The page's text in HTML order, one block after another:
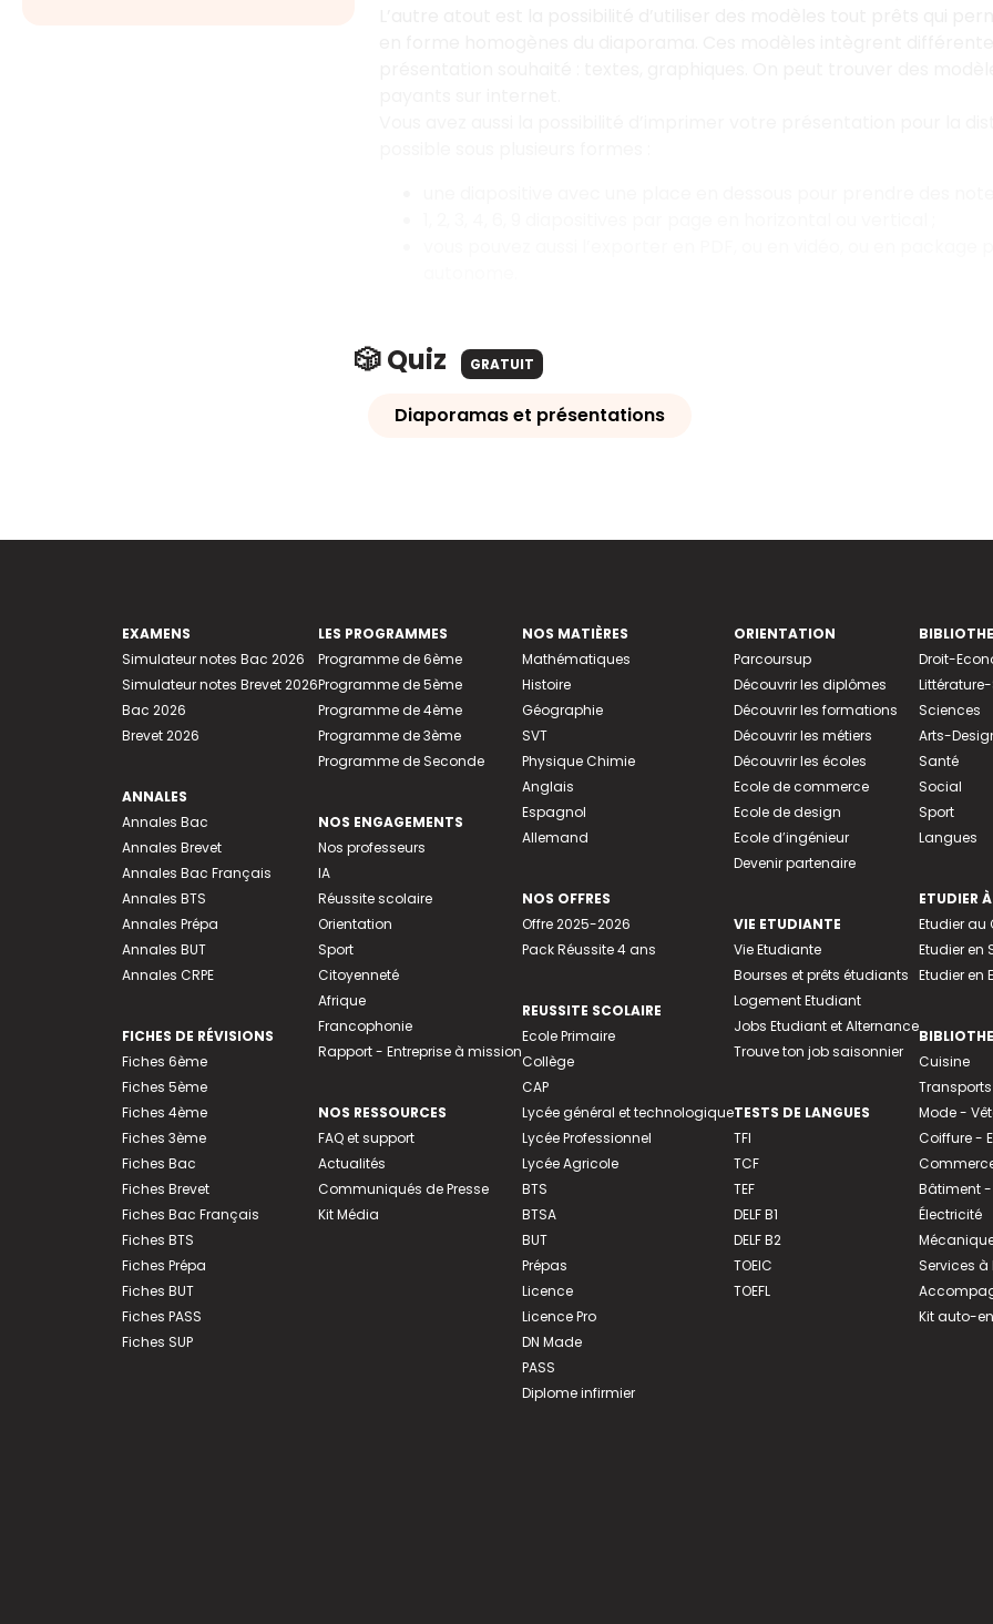
🎲 Quiz GRATUIT
Diaporamas et présentations
EXAMENS
Simulateur notes Bac 2026
Simulateur notes Brevet 2026
Bac 2026
Brevet 2026
ANNALES
Annales Bac
Annales Brevet
Annales Bac Français
Annales BTS
Annales Prépa
Annales BUT
Annales CRPE
FICHES DE RÉVISIONS
Fiches 6ème
Fiches 5ème
Fiches 4ème
Fiches 3ème
Fiches Bac
Fiches Brevet
Fiches Bac Français
Fiches BTS
Fiches Prépa
Fiches BUT
Fiches PASS
Fiches SUP
LES PROGRAMMES
Programme de 6ème
Programme de 5ème
Programme de 4ème
Programme de 3ème
Programme de Seconde
NOS ENGAGEMENTS
Nos professeurs
IA
Réussite scolaire
Orientation
Sport
Citoyenneté
Afrique
Francophonie
Rapport - Entreprise à mission
NOS RESSOURCES
FAQ et support
Actualités
Communiqués de Presse
Kit Média
NOS MATIÈRES
Mathématiques
Histoire
Géographie
SVT
Physique Chimie
Anglais
Espagnol
Allemand
NOS OFFRES
Offre 2025-2026
Pack Réussite 4 ans
REUSSITE SCOLAIRE
Ecole Primaire
Collège
CAP
Lycée général et technologique
Lycée Professionnel
Lycée Agricole
BTS
BTSA
BUT
Prépas
Licence
Licence Pro
DN Made
PASS
Diplome infirmier
ORIENTATION
Parcoursup
Découvrir les diplômes
Découvrir les formations
Découvrir les métiers
Découvrir les écoles
Ecole de commerce
Ecole de design
Ecole d’ingénieur
Devenir partenaire
VIE ETUDIANTE
Vie Etudiante
Bourses et prêts étudiants
Logement Etudiant
Jobs Etudiant et Alternance
Trouve ton job saisonnier
TESTS DE LANGUES
TFI
TCF
TEF
DELF B1
DELF B2
TOEIC
TOEFL
Droit-
Sciences
Arts-
Santé
Social
Sport
Langues
ETUDIER
Etudier
Etudier en
Etudier en
Cuisine
Transports
Mode -
Coiffure -
Bâtiment
Électricité
Services
Kit auto-